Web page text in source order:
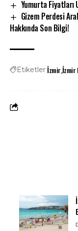
Yumurta Fiyatları
Gizem Perdesi
Hakkında Son Bilgi!
Etiketlerİzmirİzmir